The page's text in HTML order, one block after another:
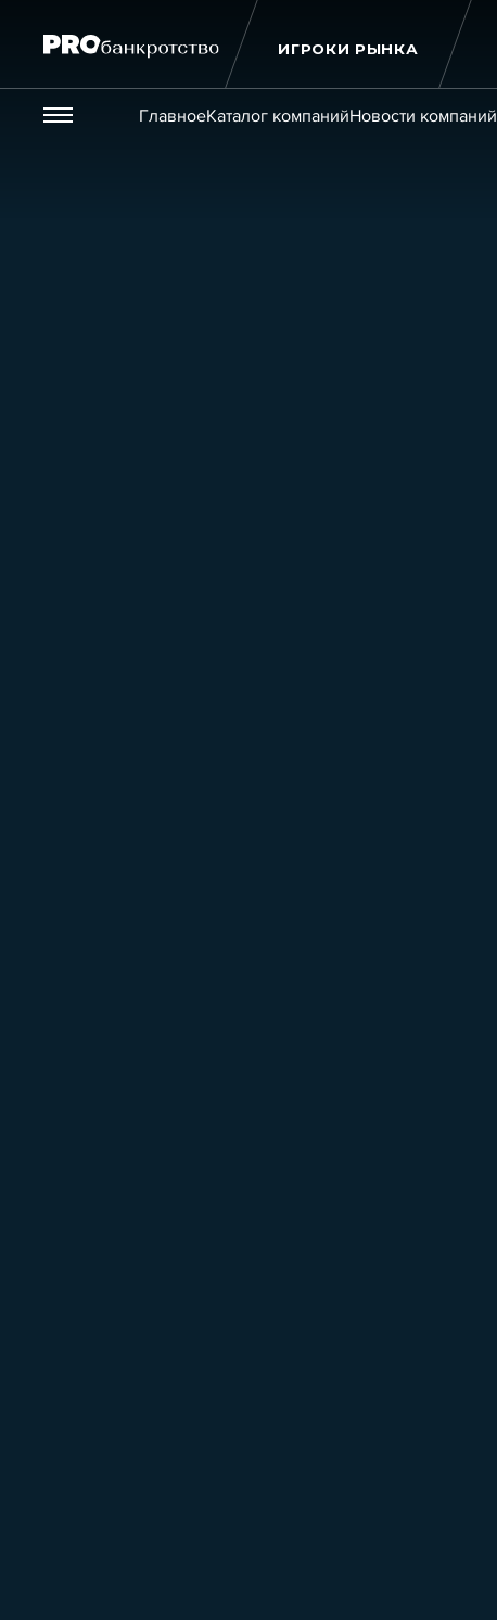
ИГРОКИ РЫНКА
Везде
ГлавноеКаталог компанийНовости компаний